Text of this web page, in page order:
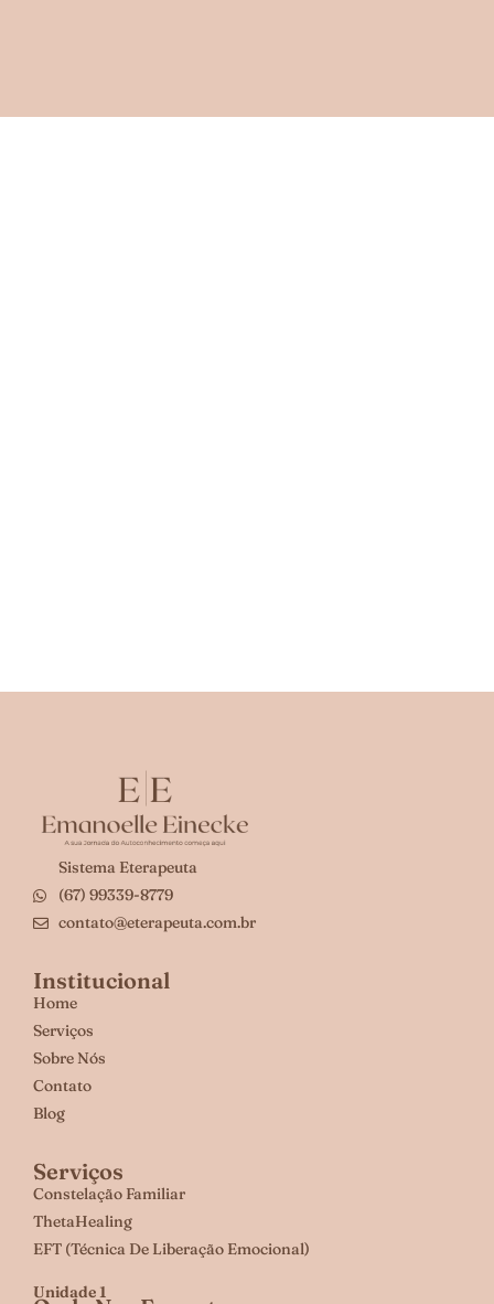
Sistema Eterapeuta
(67) 99339-8779
contato@eterapeuta.com.br
Institucional
Home
Serviços
Sobre Nós
Contato
Blog
Serviços
Constelação Familiar
ThetaHealing
EFT (Técnica De Liberação Emocional)
Unidade 1